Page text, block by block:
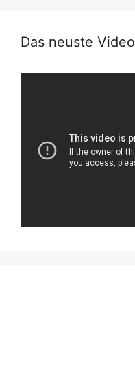
Das neuste Video